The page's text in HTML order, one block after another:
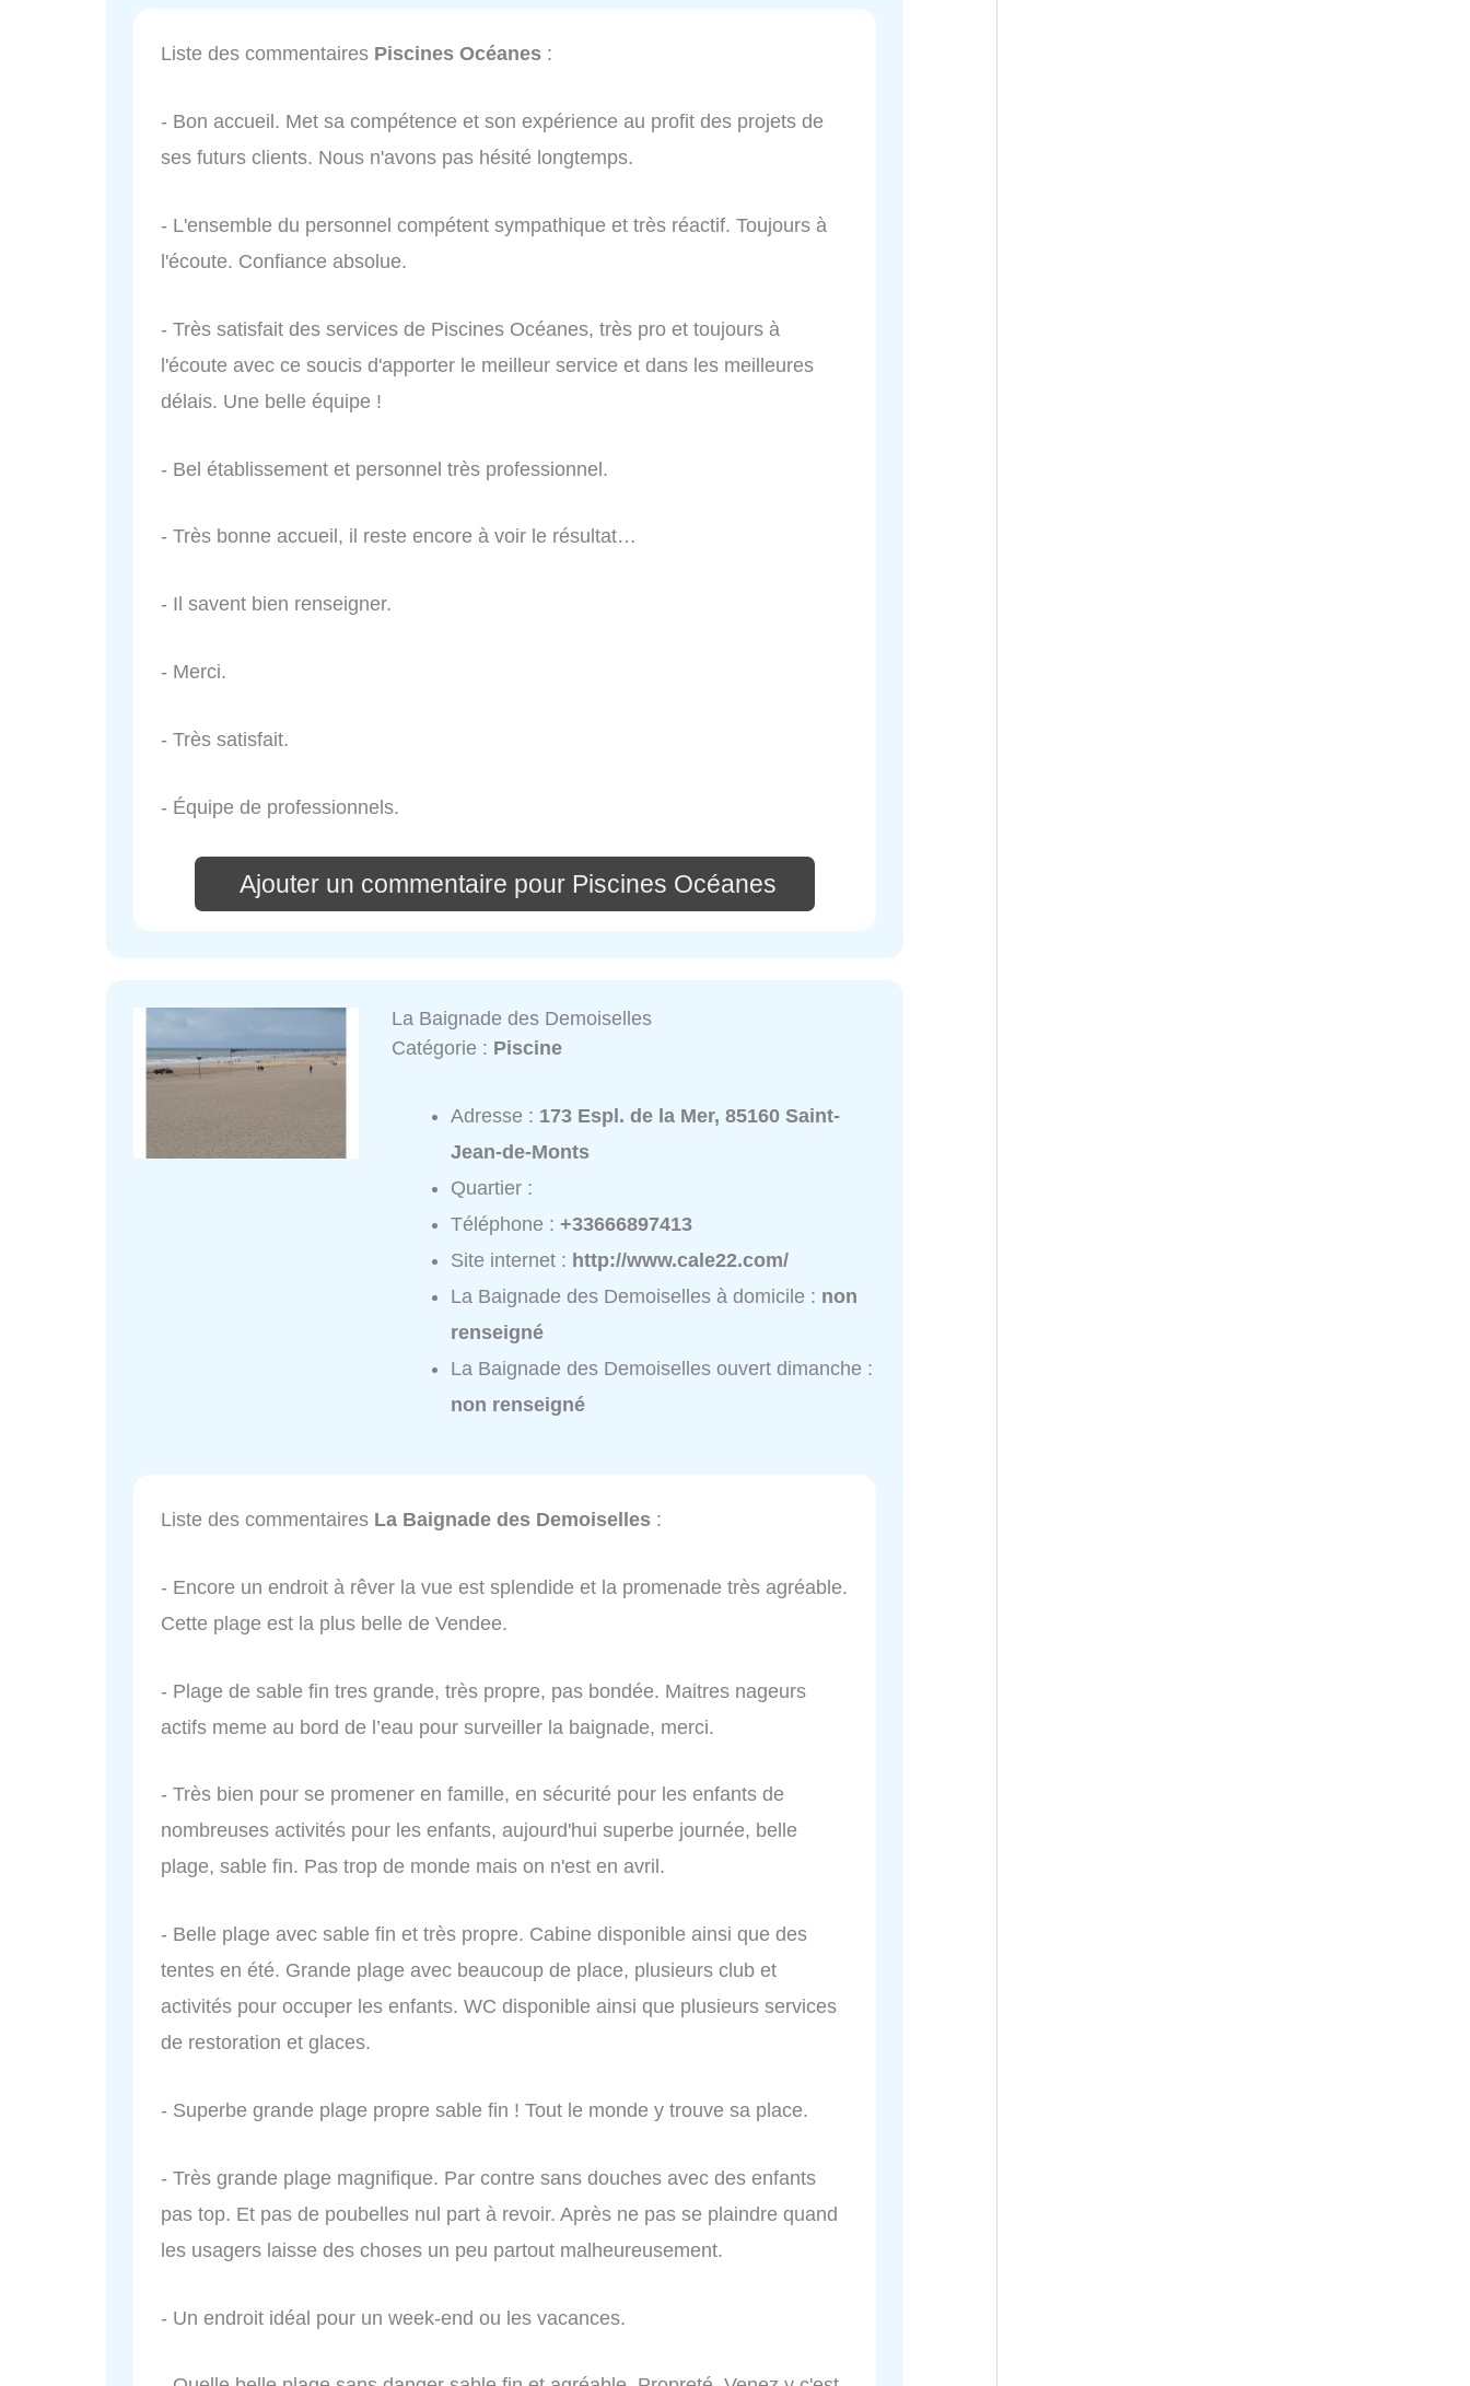
Liste des commentaires Piscines Océanes :
- Bon accueil. Met sa compétence et son expérience au profit des projets de
ses futurs clients. Nous n'avons pas hésité longtemps.
- L'ensemble du personnel compétent sympathique et très réactif. Toujours à
l'écoute. Confiance absolue.
- Très satisfait des services de Piscines Océanes, très pro et toujours à
l'écoute avec ce soucis d'apporter le meilleur service et dans les meilleures
délais. Une belle équipe !
- Bel établissement et personnel très professionnel.
- Très bonne accueil, il reste encore à voir le résultat…
- Il savent bien renseigner.
- Merci.
- Très satisfait.
- Équipe de professionnels.
Ajouter un commentaire pour Piscines Océanes
La Baignade des Demoiselles
Catégorie : Piscine
Adresse : 173 Espl. de la Mer, 85160 Saint-
Jean-de-Monts
Quartier :
Téléphone :+33666897413
Site internet : http://www.cale22.com/
La Baignade des Demoiselles à domicile : non
renseigné
La Baignade des Demoiselles ouvert dimanche :
non renseigné
Liste des commentaires La Baignade des Demoiselles :
- Encore un endroit à rêver la vue est splendide et la promenade très agréable.
Cette plage est la plus belle de Vendee.
- Plage de sable fin tres grande, très propre, pas bondée. Maitres nageurs
actifs meme au bord de l’eau pour surveiller la baignade, merci.
- Très bien pour se promener en famille, en sécurité pour les enfants de
nombreuses activités pour les enfants, aujourd'hui superbe journée, belle
plage, sable fin. Pas trop de monde mais on n'est en avril.
- Belle plage avec sable fin et très propre. Cabine disponible ainsi que des
tentes en été. Grande plage avec beaucoup de place, plusieurs club et
activités pour occuper les enfants. WC disponible ainsi que plusieurs services
de restoration et glaces.
- Superbe grande plage propre sable fin ! Tout le monde y trouve sa place.
- Très grande plage magnifique. Par contre sans douches avec des enfants
pas top. Et pas de poubelles nul part à revoir. Après ne pas se plaindre quand
les usagers laisse des choses un peu partout malheureusement.
- Un endroit idéal pour un week-end ou les vacances.